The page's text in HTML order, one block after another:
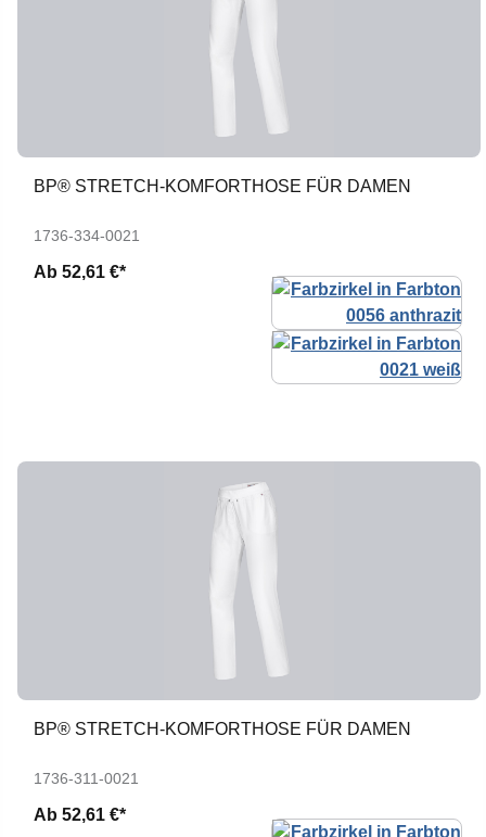
BP® STRETCH-KOMFORTHOSE FÜR DAMEN
1736-334-0021
Ab 52,61 €*
BP® STRETCH-KOMFORTHOSE FÜR DAMEN
1736-311-0021
Ab 52,61 €*